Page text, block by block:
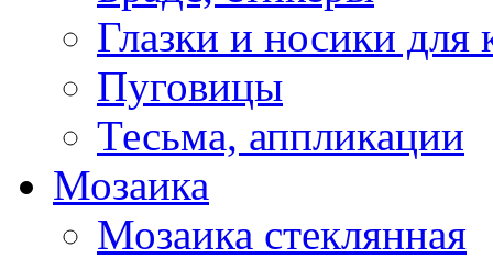
Глазки и носики для
Пуговицы
Тесьма, аппликации
Мозаика
Мозаика стеклянная